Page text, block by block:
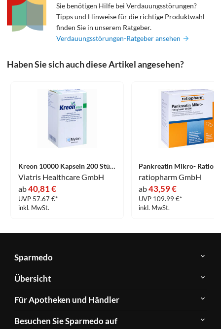
Sie benötigen Hilfe bei Verdauungsstörungen?
Tipps und Hinweise für die richtige Produktwahl
finden Sie in unserem Ratgeber.
Verdauungsstörungen-Ratgeber ansehen
Haben Sie sich auch diese Artikel angesehen?
Kreon 10000 Kapseln 200 Stück
Viatris Healthcare GmbH
ab40,81 €
UVP 57.67 €*
inkl. MwSt.
ratiopharm GmbH
ab43,59 €
UVP 109.99 €*
inkl. MwSt.
Sparmedo
Über
Sparmedo
FAQ
Kontakt
Übersicht
Herstellerverzeichnis
Produkte
A-
Für Apotheken und Händler
&
Besuchen Sie Sparmedo auf